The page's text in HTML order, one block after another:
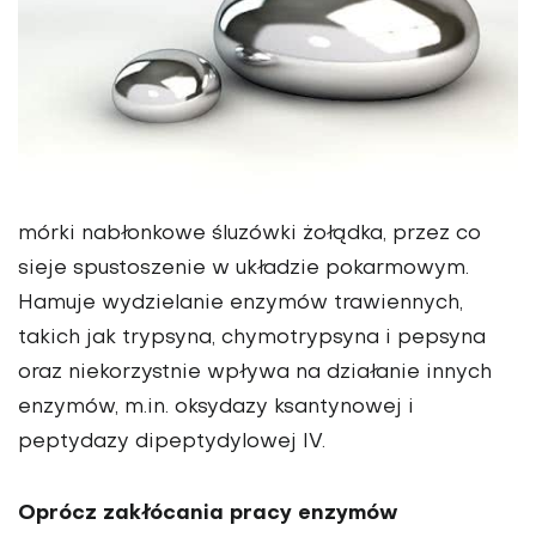
mórki nabłonkowe śluzówki żołądka, przez co
sieje spustoszenie w układzie pokarmowym.
Hamuje wydzielanie enzymów trawiennych,
takich jak trypsyna, chymotrypsyna i pepsyna
oraz niekorzystnie wpływa na działanie innych
enzymów, m.in. oksydazy ksantynowej i
peptydazy dipeptydylowej IV.
Oprócz zakłócania pracy enzymów